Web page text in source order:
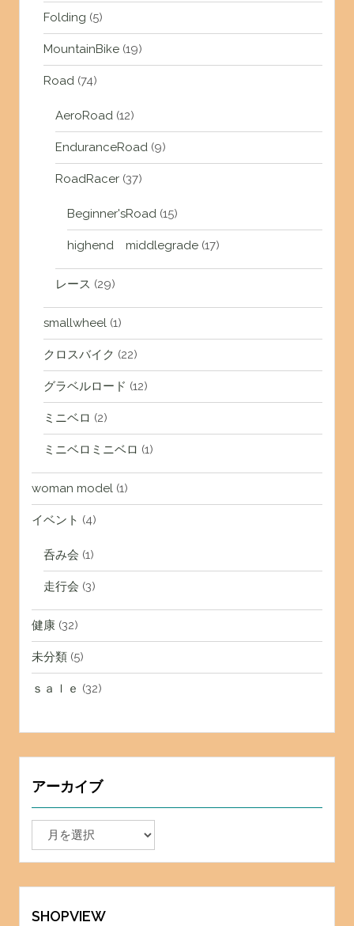
Folding (5)
MountainBike(19)
Road(74)
AeroRoad(12)
EnduranceRoad(9)
RoadRacer(37)
Beginner'sRoad(15)
highend middlegrade(17)
レース (29)
smallwheel(1)
クロスバイク (22)
グラベルロード (12)
ミニベロ (2)
ミニベロミニベロ (1)
woman model(1)
イベント (4)
呑み会 (1)
走行会 (3)
健康(32)
未分類(5)
ｓａｌｅ (32)
アーカイブ
カ
SHOPVIEW